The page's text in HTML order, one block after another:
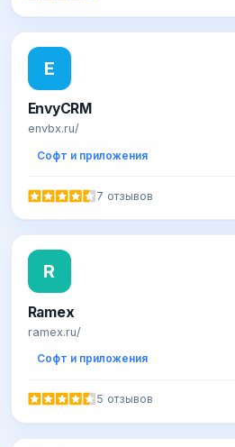
E
EnvyCRM
envbx.ru/
Софт и приложения
7 отзывов
R
Ramex
ramex.ru/
Софт и приложения
5 отзывов